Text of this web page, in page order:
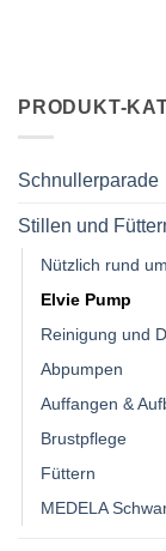
PRODUKT-
Schnullerparade
Stillen und
Nützlich rund
Elvie Pump
Reinigung und
Abpumpen
Auffangen &
Brustpflege
Füttern
MEDELA